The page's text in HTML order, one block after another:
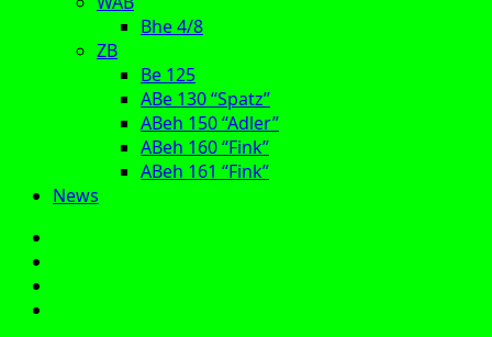
Bhe 4/8
ZB
Be 125
ABe 130 “Spatz”
ABeh 150 “Adler”
ABeh 160 “Fink”
ABeh 161 “Fink”
News